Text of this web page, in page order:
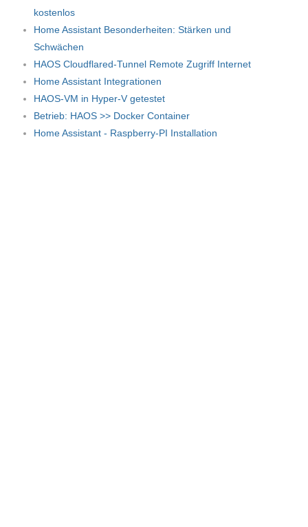
kostenlos
Home Assistant Besonderheiten: Stärken und
Schwächen
HAOS Cloudflared-Tunnel Remote Zugriff Internet
Home Assistant Integrationen
HAOS-VM in Hyper-V getestet
Betrieb: HAOS >> Docker Container
Home Assistant - Raspberry-PI Installation